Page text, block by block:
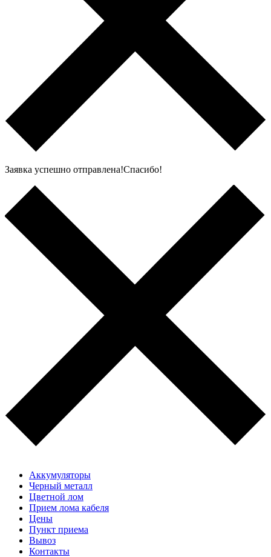
Заявка успешно отправлена!Спасибо!
Аккумуляторы
Черный металл
Цветной лом
Прием лома кабеля
Цены
Пункт приема
Вывоз
Контакты